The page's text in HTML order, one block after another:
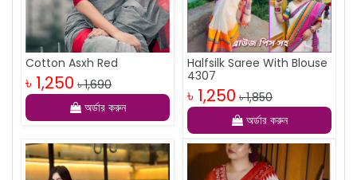
Cotton Asxh Red
৳ 1,250 ৳ 1,690
অর্ডার করুন
Halfsilk Saree With Blouse
4307
৳ 1,250 ৳ 1,850
অর্ডার করুন